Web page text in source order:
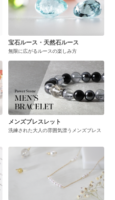
宝石ルース・天然石ルース
無限に広がるルースの楽しみ方
メンズブレスレット
洗練された大人の雰囲気漂うメンズブレス